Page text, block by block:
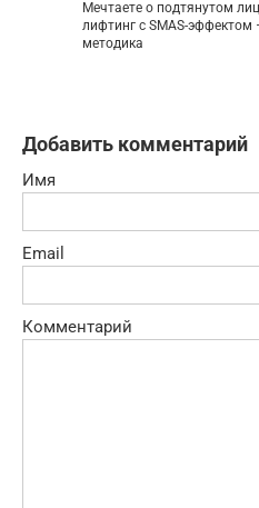
Мечтаете о подтянутом
лифтинг с SMAS-эффектом
методика
Добавить комментарий
Имя
Email
Комментарий